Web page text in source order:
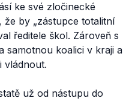
ke své zločinecké
, že by „zástupce totalitní
ředitele škol. Zároveň s
samotnou koalici v kraji a
vládnout.
už od nástupu do